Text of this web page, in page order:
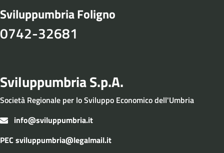
Sviluppumbria Foligno
0742-32681
Sviluppumbria S.p.A.
Società Regionale per lo Sviluppo Economico dell'Umbria
info@sviluppumbria.it
PEC sviluppumbria@legalmail.it